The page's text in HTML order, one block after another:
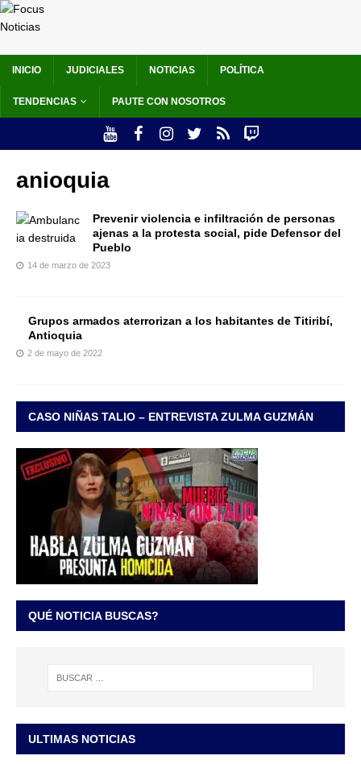
INICIO JUDICIALES NOTICIAS POLÍTICA
TENDENCIAS PAUTE CON NOSOTROS
anioquia
Prevenir violencia e infiltración de personas
ajenas a la protesta social, pide Defensor del
Pueblo
14 de marzo de 2023
Grupos armados aterrorizan a los habitantes de Titiribí,
Antioquia
2 de mayo de 2022
CASO NIÑAS TALIO – ENTREVISTA ZULMA GUZMÁN
QUÉ NOTICIA BUSCAS?
ULTIMAS NOTICIAS